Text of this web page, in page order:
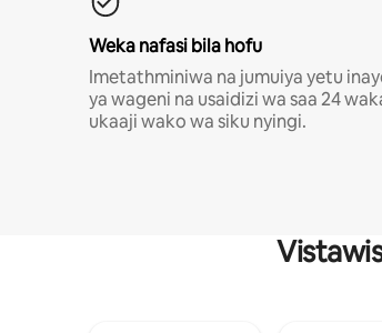
Weka nafasi bila hofu
Imetathminiwa na jumuiya yetu
ya wageni na usaidizi wa saa 24
ukaaji wako wa siku nyingi.